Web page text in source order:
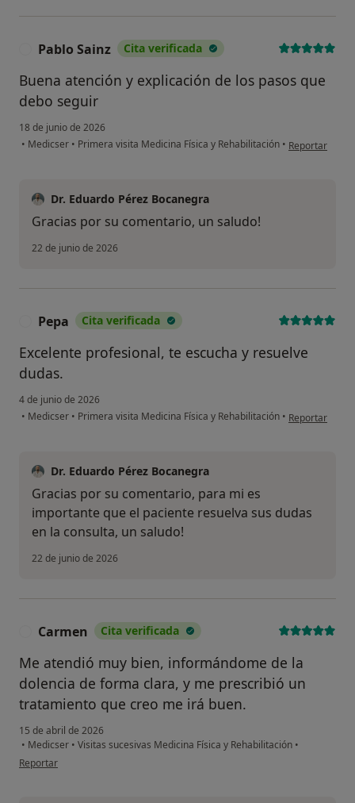
Pablo Sainz Cita verificada
Buena atención y explicación de los pasos que
debo seguir
18 de junio de 2026
• Medicser • Primera visita Medicina Física y Rehabilitación • en opinión del
Reportar
Dr. Eduardo Pérez Bocanegra
Gracias por su comentario, un saludo!
22 de junio de 2026
Pepa Cita verificada
Excelente profesional, te escucha y resuelve
dudas.
4 de junio de 2026
• Medicser • Primera visita Medicina Física y Rehabilitación • en opinión del
Reportar
Dr. Eduardo Pérez Bocanegra
Gracias por su comentario, para mi es
importante que el paciente resuelva sus dudas
en la consulta, un saludo!
22 de junio de 2026
Carmen Cita verificada
Me atendió muy bien, informándome de la
dolencia de forma clara, y me prescribió un
tratamiento que creo me irá buen.
15 de abril de 2026
• Medicser • Visitas sucesivas Medicina Física y Rehabilitación •
en opinión del usuario Carmen
Reportar